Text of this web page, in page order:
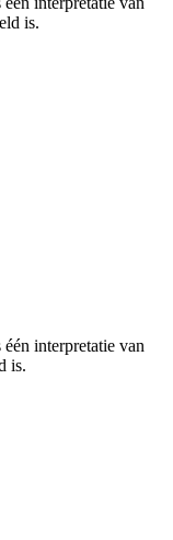
is.
interpretatie van
is.